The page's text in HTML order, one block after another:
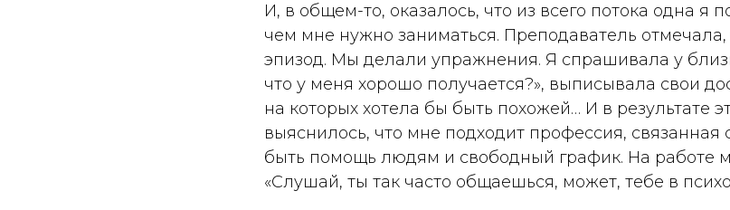
И, в общем-то, оказалось, что из всего потока одна я
чем мне нужно заниматься. Преподаватель
эпизод. Мы делали упражнения. Я спрашивала у
что у меня хорошо получается?», выписывала свои
на которых хотела бы быть похожей… И в результате
выяснилось, что мне подходит профессия,
быть помощь людям и свободный график. На работе
«Слушай, ты так часто общаешься, может, тебе в